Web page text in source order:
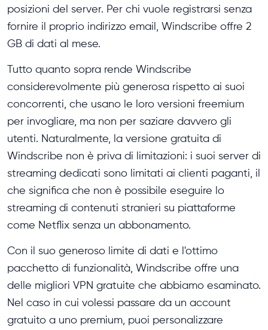
posizioni del server. Per chi vuole registrarsi senza
fornire il proprio indirizzo email, Windscribe offre 2
GB di dati al mese.
Tutto quanto sopra rende Windscribe
considerevolmente più generosa rispetto ai suoi
concorrenti, che usano le loro versioni freemium
per invogliare, ma non per saziare davvero gli
utenti. Naturalmente, la versione gratuita di
Windscribe non è priva di limitazioni: i suoi server di
streaming dedicati sono limitati ai clienti paganti, il
che significa che non è possibile eseguire lo
streaming di contenuti stranieri su piattaforme
come Netflix senza un abbonamento.
Con il suo generoso limite di dati e l'ottimo
pacchetto di funzionalità, Windscribe offre una
delle migliori VPN gratuite che abbiamo esaminato.
Nel caso in cui volessi passare da un account
gratuito a uno premium, puoi personalizzare